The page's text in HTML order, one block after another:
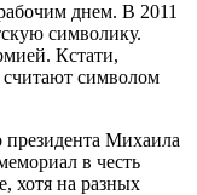
днем. В 2011
символику.
Кстати,
считают символом
Михаила
в честь
хотя на разных